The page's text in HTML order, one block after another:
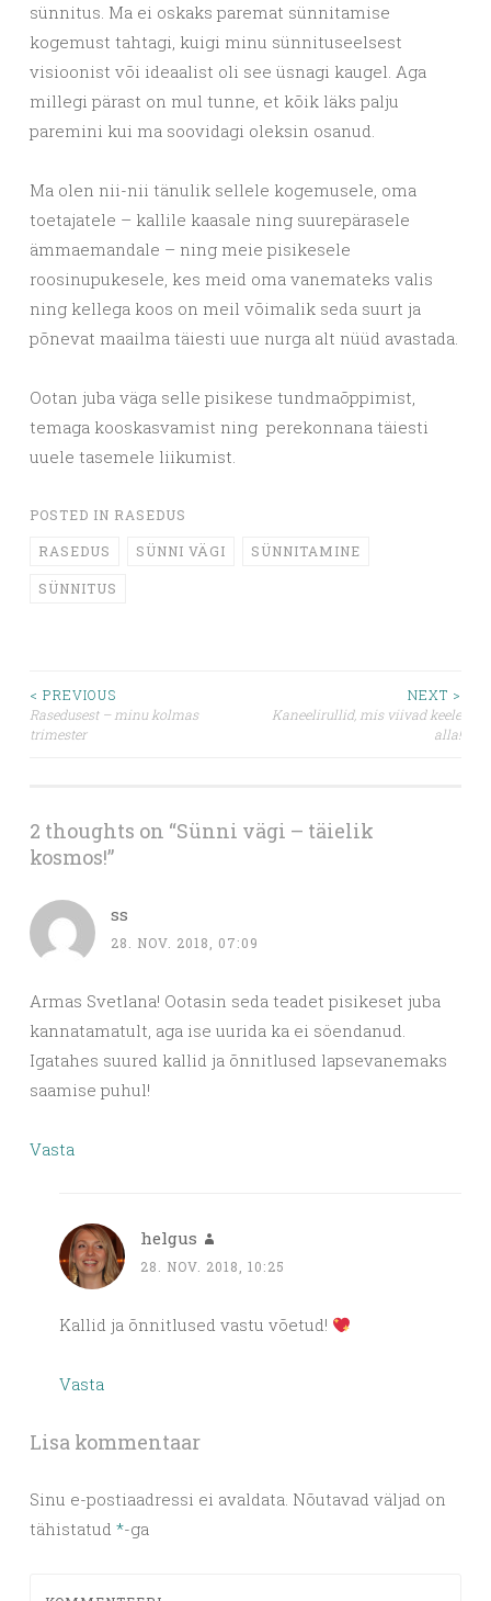
sünnitus. Ma ei oskaks paremat sünnitamise
kogemust tahtagi, kuigi minu sünnituseelsest
visioonist või ideaalist oli see üsnagi kaugel. Aga
millegi pärast on mul tunne, et kõik läks palju
paremini kui ma soovidagi oleksin osanud.
Ma olen nii-nii tänulik sellele kogemusele, oma
toetajatele – kallile kaasale ning suurepärasele
ämmaemandale – ning meie pisikesele
roosinupukesele, kes meid oma vanemateks valis
ning kellega koos on meil võimalik seda suurt ja
põnevat maailma täiesti uue nurga alt nüüd avastada.
Ootan juba väga selle pisikese tundmaõppimist,
temaga kooskasvamist ning perekonnana täiesti
uuele tasemele liikumist.
POSTED IN RASEDUS
RASEDUS SÜNNI VÄGI SÜNNITAMINE
SÜNNITUS
Post
navigation
< PREVIOUS
Rasedusest – minu kolmas
trimester
NEXT >
Kaneelirullid, mis viivad keele
alla!
2 thoughts on “Sünni vägi – täielik
kosmos!”
ss
28. NOV. 2018, 07:09
Armas Svetlana! Ootasin seda teadet pisikeset juba
kannatamatult, aga ise uurida ka ei söendanud.
Igatahes suured kallid ja õnnitlused lapsevanemaks
saamise puhul!
Vasta
helgus
28. NOV. 2018, 10:25
Kallid ja õnnitlused vastu võetud!
Vasta
Lisa kommentaar
Sinu e-postiaadressi ei avaldata. Nõutavad väljad on
tähistatud *-ga